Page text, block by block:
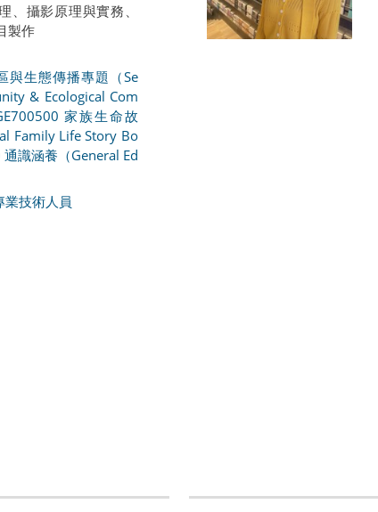
、攝影原理與實務、
製作
與生態傳播專題（Se
& Ecological Com
家族生命故
Family Life Story Bo
識涵養（General Ed
業技術人員